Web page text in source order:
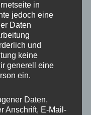
in
jedoch eine
Daten
und
keine
generell eine
ein.
Daten,
Anschrift, E-Mail-